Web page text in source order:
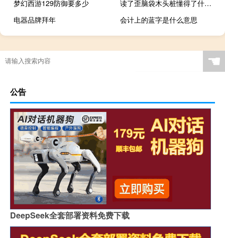
梦幻西游129防御要多少
读了歪脑袋木头桩懂得了什么道理
电器品牌拜年
会计上的蓝字是什么意思
☚
公告
DeepSeek全套部署资料免费下载